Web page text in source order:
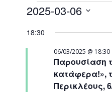
2025-03-06
date.
18:30
Παρουσίαση
κατάφερα!»,
Περικλέους,
06/03/2025 @ 18:30